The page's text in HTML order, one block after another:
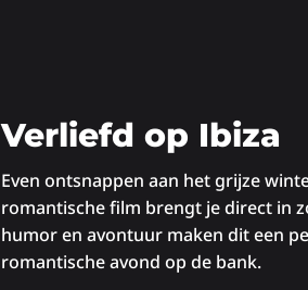
Verliefd op Ibiza
Even ontsnappen aan het grijze
romantische film brengt je direct in
humor en avontuur maken dit een
romantische avond op de bank.